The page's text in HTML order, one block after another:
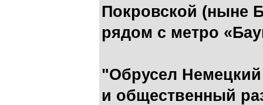
Покровской (ныне
рядом с метро
"Обрусел
и общественный